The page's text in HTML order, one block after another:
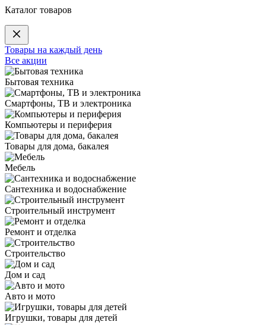
Каталог товаров
Товары на каждый день
Все акции
Бытовая техника
Смартфоны, ТВ и электроника
Компьютеры и периферия
Товары для дома, бакалея
Мебель
Сантехника и водоснабжение
Строительный инструмент
Ремонт и отделка
Строительство
Дом и сад
Авто и мото
Игрушки, товары для детей